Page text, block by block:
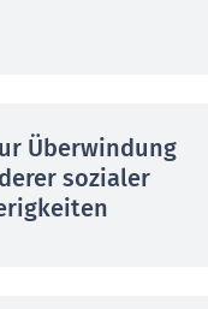
Überwindung
sozialer